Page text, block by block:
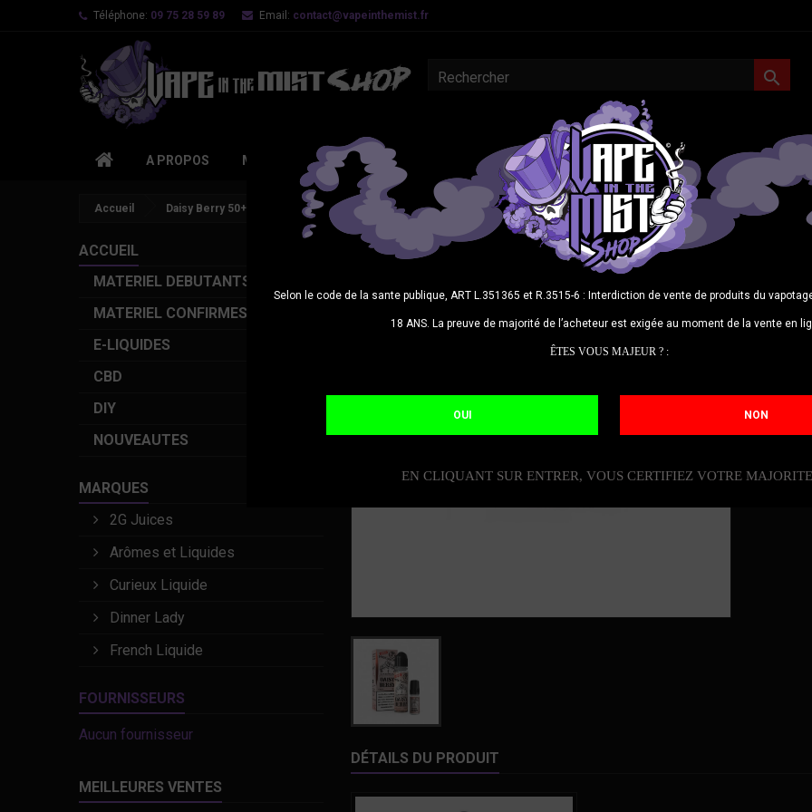
Selon le code de la sante publique, ART L.351365 et R.3515-6 : Interdiction de vente de produits du
18 ANS. La preuve de majorité de l’acheteur est exigée au moment de la vente en
ÊTES VOUS MAJEUR ? :
OUI NON
EN CLIQUANT SUR ENTRER, VOUS CERTIFIEZ VOTRE MAJORITE
Téléphone: 09 75 28 59 89 Email: contact@vapeinthemist.fr

A PROPOS MATERIEL DEBUTANTS MATERIEL CONFIRMES E-LIQUIDES DIY CBD
Accueil Daisy Berry 50+10ml
ACCUEIL
MATERIEL DEBUTANTS
MATERIEL CONFIRMES
E-LIQUIDES
CBD
DIY
NOUVEAUTES
MARQUES
2G Juices
Arômes et Liquides
Curieux Liquide
Dinner Lady
French Liquide
FOURNISSEURS
Aucun fournisseur
MEILLEURES VENTES
Le
par

DÉTAILS DU PRODUIT